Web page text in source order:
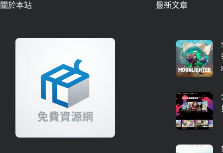
關於本站 最新文章